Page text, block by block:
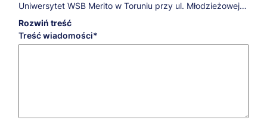
Uniwersytet WSB Merito w Toruniu przy ul. Młodzieżowej
31a.
Jeśli masz pytania dotyczące przetwarzania Twoich
danych osobowych oraz przysługujących Ci praw,
Rozwiń treść
Treść wiadomości